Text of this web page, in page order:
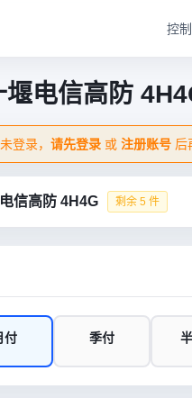
控
堰电信高防
登录，请先登录 或注册账号 后
信高防 4H4G 剩余 5 件
付 季付